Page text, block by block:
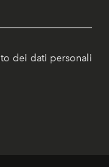
dei dati personali